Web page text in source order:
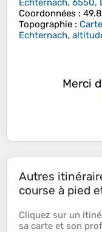
Echternach, 6550,
Coordonnées :
Topographie :
Echternach,
Merci
Autres
course à pied
Cliquez sur un
sa carte et son